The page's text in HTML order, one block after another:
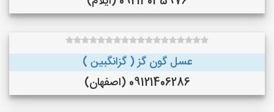
عسل گون گز ( گزانگبین )
09121406286 (اصفهان)